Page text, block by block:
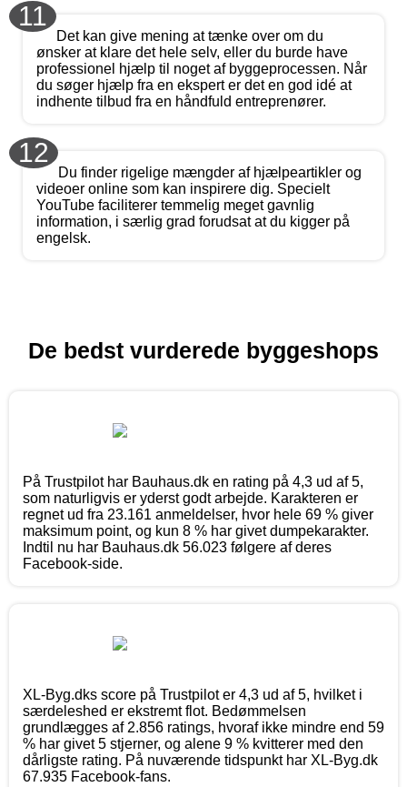
11
Det kan give mening at tænke over om du
ønsker at klare det hele selv, eller du burde have
professionel hjælp til noget af byggeprocessen. Når
du søger hjælp fra en ekspert er det en god idé at
indhente tilbud fra en håndfuld entreprenører.
12
Du finder rigelige mængder af hjælpeartikler og
videoer online som kan inspirere dig. Specielt
YouTube faciliterer temmelig meget gavnlig
information, i særlig grad forudsat at du kigger på
engelsk.
De bedst vurderede byggeshops
På Trustpilot har Bauhaus.dk en rating på 4,3 ud af 5,
som naturligvis er yderst godt arbejde. Karakteren er
regnet ud fra 23.161 anmeldelser, hvor hele 69 % giver
maksimum point, og kun 8 % har givet dumpekarakter.
Indtil nu har Bauhaus.dk 56.023 følgere af deres
Facebook-side.
XL-Byg.dks score på Trustpilot er 4,3 ud af 5, hvilket i
særdeleshed er ekstremt flot. Bedømmelsen
grundlægges af 2.856 ratings, hvoraf ikke mindre end 59
% har givet 5 stjerner, og alene 9 % kvitterer med den
dårligste rating. På nuværende tidspunkt har XL-Byg.dk
67.935 Facebook-fans.